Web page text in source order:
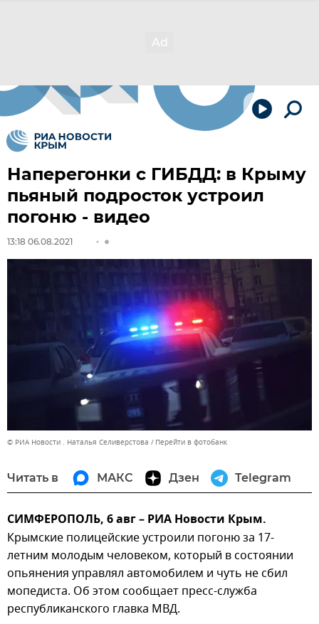
Наперегонки с ГИБДД: в Крыму
пьяный подросток устроил
погоню - видео
13:18 06.08.2021
© РИА Новости . Наталья Селиверстова Перейти в фотобанк
Читать в МАКС Дзен Telegram
СИМФЕРОПОЛЬ, 6 авг – РИА Новости Крым.
Крымские полицейские устроили погоню за 17-
летним молодым человеком, который в состоянии
опьянения управлял автомобилем и чуть не сбил
мопедиста. Об этом сообщает пресс-служба
республиканского главка МВД.